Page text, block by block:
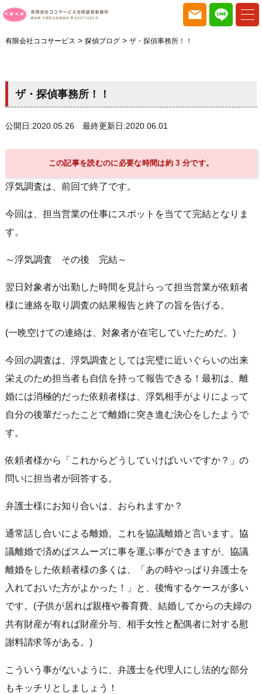
有限会社ココサービス > 探偵ブログ> ザ・探偵事務所！！
ザ・探偵事務所！！
公開日:2020.05.26 最終更新日:2020.06.01
この記事を読むのに必要な時間は約 3 分です。
浮気調査は、前回で終了です。
今回は、担当営業の仕事にスポットを当てて完結となりま
す。
～浮気調査 その後 完結～
翌日対象者が出勤した時間を見計らって担当営業が依頼者
様に連絡を取り調査の結果報告と終了の旨を告げる。
(一晩空けての連絡は、対象者が在宅していたためだ。)
今回の調査は、浮気調査としては完璧に近いぐらいの出来
栄えのため担当者も自信を持って報告できる！最初は、離
婚には消極的だった依頼者様は、浮気相手がよりによって
自分の後輩だったことで離婚に突き進む決心をしたようで
す。
依頼者様から「これからどうしていけばいいですか？」の
問いに担当者が回答する。
弁護士様にお知り合いは、おられますか？
通常話し合いによる離婚。これを協議離婚と言います。協
議離婚で済めばスムーズに事を運ぶ事ができますが、協議
離婚をした依頼者様の多くは、「あの時やっぱり弁護士を
入れておいた方がよかった！」と、後悔するケースが多い
です。(子供が居れば親権や養育費、結婚してからの夫婦の
共有財産が有れば財産分与、相手女性と配偶者に対する慰
謝料請求等がある。)
こういう事がないように、弁護士を代理人にし法的な部分
もキッチリとしましょう！